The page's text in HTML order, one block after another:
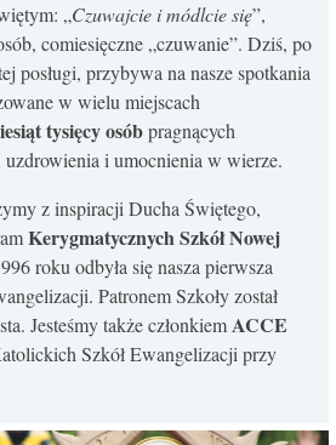
„Czuwajcie i módlcie się”,
comiesięczne „czuwanie”. Dziś, po
posługi, przybywa na nasze spotkania
w wielu miejscach
tysięcy osóbpragnących
i umocnienia w wierze.
z inspiracji Ducha Świętego,
Kerygmatycznych Szkół Nowej
roku odbyła się nasza pierwsza
Patronem Szkoły został
Jesteśmy także członkiemACCE
Szkół Ewangelizacji przy